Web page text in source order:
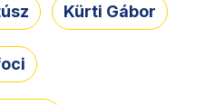
Kürti Gábor